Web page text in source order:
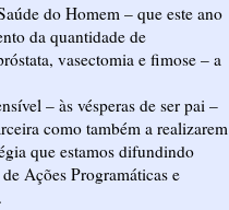
do Homem – que este ano
da quantidade de
vasectomia e fimose – a
– às vésperas de ser pai –
como também a realizarem
que estamos difundindo
Ações Programáticas e